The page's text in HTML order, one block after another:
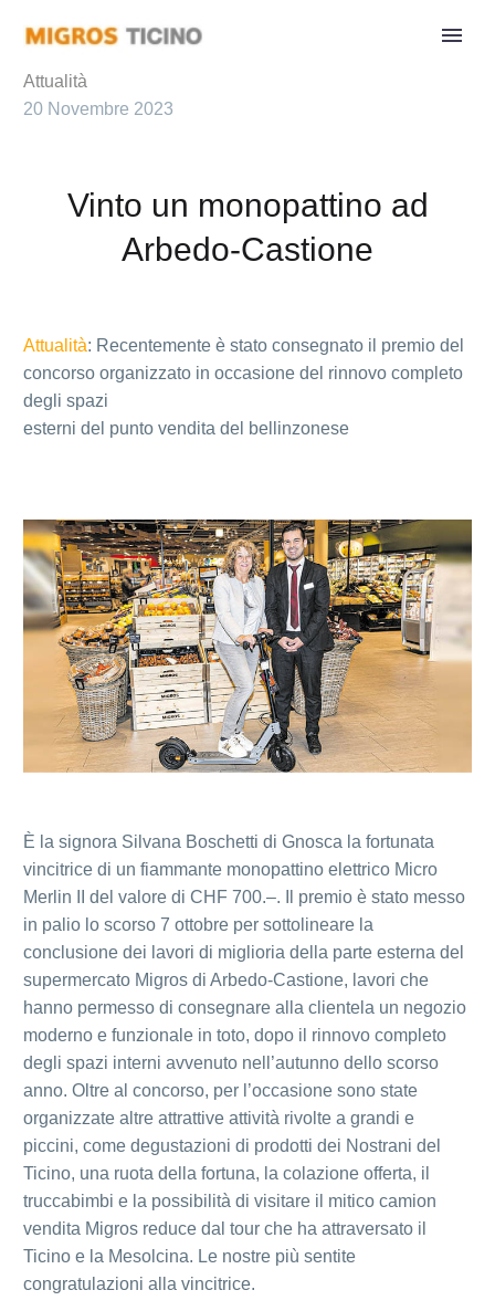
Attualità
20 Novembre 2023
Vinto un monopattino ad
Arbedo-Castione
Attualità: Recentemente è stato consegnato il premio del
concorso organizzato in occasione del rinnovo completo
degli spazi
esterni del punto vendita del bellinzonese
È la signora Silvana Boschetti di Gnosca la fortunata
vincitrice di un fiammante monopattino elettrico Micro
Merlin II del valore di CHF 700.–. Il premio è stato messo
in palio lo scorso 7 ottobre per sottolineare la
conclusione dei lavori di miglioria della parte esterna del
supermercato Migros di Arbedo-Castione, lavori che
hanno permesso di consegnare alla clientela un negozio
moderno e funzionale in toto, dopo il rinnovo completo
degli spazi interni avvenuto nell’autunno dello scorso
anno. Oltre al concorso, per l’occasione sono state
organizzate altre attrattive attività rivolte a grandi e
piccini, come degustazioni di prodotti dei Nostrani del
Ticino, una ruota della fortuna, la colazione offerta, il
truccabimbi e la possibilità di visitare il mitico camion
vendita Migros reduce dal tour che ha attraversato il
Ticino e la Mesolcina. Le nostre più sentite
congratulazioni alla vincitrice.